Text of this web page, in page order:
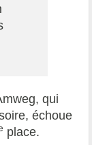
qui
échoue
place.